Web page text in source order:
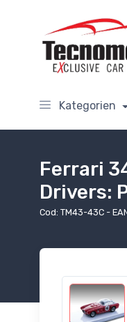
Kategorien
Ferrari
Drivers:
Cod: TM43-43C -